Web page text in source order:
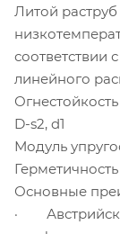
Литой
соответствии
линейного
D-s2, d1
Модуль
Основные
·